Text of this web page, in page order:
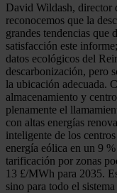
David Wildash, director
reconocemos que la
grandes tendencias que
satisfacción este
datos ecológicos del
descarbonización, pero
la ubicación adecuada.
almacenamiento y
plenamente el
con altas energías
inteligente de los
energía eólica en un 9
tarificación por zonas
13 £/MWh para 2035.
sino para todo el